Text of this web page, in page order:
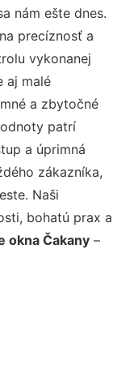
nám ešte dnes.
precíznosť a
vykonanej
aj malé
a zbytočné
patrí
a úprimná
zákazníka,
Naši
bohatú prax a
okna Čakany –